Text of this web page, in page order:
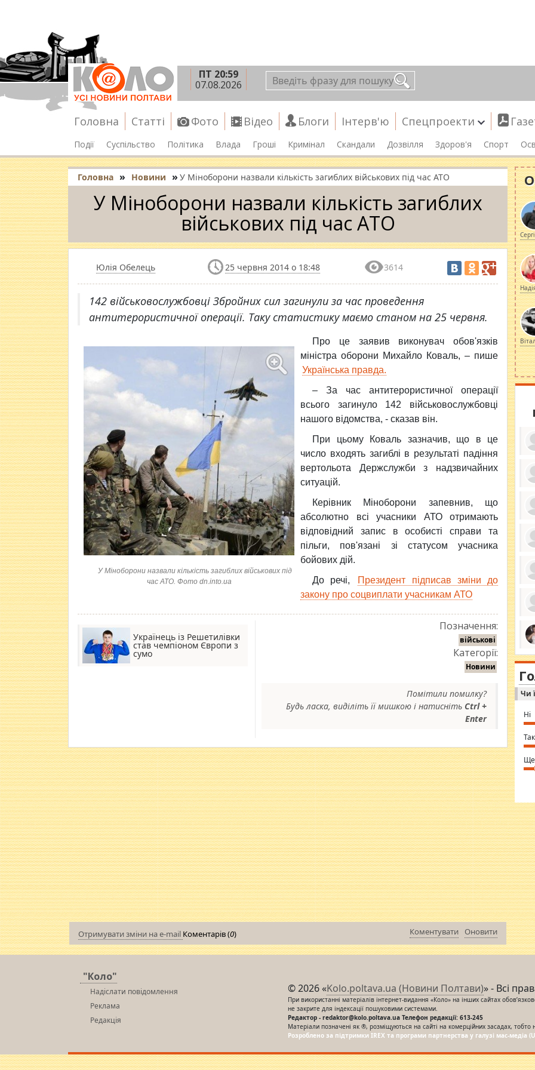
ПТ 20:59
07.08.2026
Головна Статті Фото Відео Блоги Інтерв'ю Спецпроекти
Події Суспільство Політика Влада Гроші Кримінал Скандали Дозвілля Здоров'я Спорт
Головна » Новини » У Міноборони назвали кількість загиблих військових під час АТО
У Міноборони назвали кількість загиблих
військових під час АТО
Юлія Обелець 25 червня 2014 о 18:48 3614
142 військовослужбовці Збройних сил загинули за час проведення
антитерористичної операції. Таку статистику маємо станом на 25 червня.
У Міноборони назвали кількість загиблих військових під
час АТО. Фото dn.into.ua
Про це заявив виконувач обов'язків
міністра оборони Михайло Коваль, – пише
Українська правда.
– За час антитерористичної операції
всього загинуло 142 військовослужбовці
нашого відомства, - сказав він.
При цьому Коваль зазначив, що в це
число входять загиблі в результаті падіння
вертольота Держслужби з надзвичайних
ситуацій.
Керівник Міноборони запевнив, що
абсолютно всі учасники АТО отримають
відповідний запис в особисті справи та
пільги, пов'язані зі статусом учасника
бойових дій.
До речі,
Президент підписав зміни до
закону про соцвиплати учасникам АТО
Українець із Решетилівки
став чемпіоном Європи з
сумо
Позначення:
військові
Категорії:
Новини
Помітили помилку?
Будь ласка, виділіть її мишкою і натисніть Ctrl +
Enter
Отримувати зміни на e-mail Коментарів (0) Оновити
Коментувати
за
ми
in
⇒
Чи
Ні
Так
Ще
"Коло"
Надіслати повідомлення
Реклама
Редакція
© 2026 «Kolo.poltava.ua (Новини Полтави)» - Всі
При використанні матеріалів інтернет-видання «Коло» на інших сайтах
не закрите для індексації пошуковими системами.
Редактор - redaktor@kolo.poltava.ua Телефон редакції: 613-245
Матеріали позначені як ®, розміщуються на сайті на комерційних засадах, тобто
Розроблено за підтримки IREX та програми партнерства у галузі мас-медіа